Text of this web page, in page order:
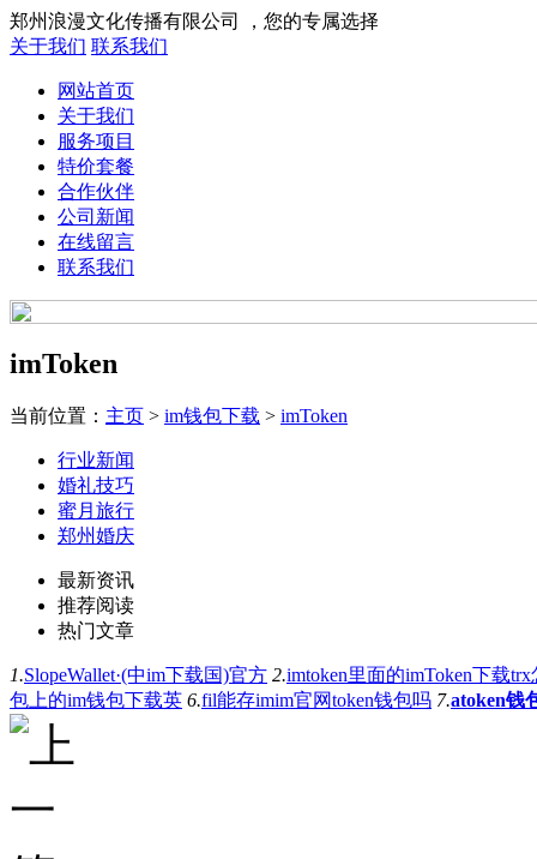
郑州浪漫文化传播有限公司 ，您的专属选择
关于我们 联系我们
网站首页
关于我们
服务项目
特价套餐
合作伙伴
公司新闻
在线留言
联系我们
imToken
当前位置： 主页 > im钱包下载 > imToken
行业新闻
婚礼技巧
蜜月旅行
郑州婚庆
最新资讯
推荐阅读
热门文章
1.SlopeWallet·(中im下载国)官方 2.imtoken里面的imToken下载trx
包上的im钱包下载英 6.fil能存imim官网token钱包吗 7.atoken钱